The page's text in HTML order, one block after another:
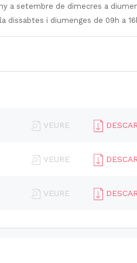
a setembre de dimecres a
dissabtes i diumenges de 09h a
VEURE
VEURE
VEURE